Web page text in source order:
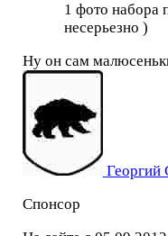
1 фото набора
несерьезно )
Ну он сам
Георгий
Спонсор